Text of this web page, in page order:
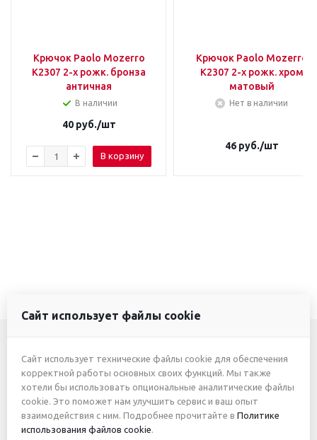
Крючок Paolo Mozerro
К2307 2-х рожк. бронза
античная
В наличии
40руб./шт
В корзину
Крючок Paolo Mozerro
К2307 2-х рожк. хром
матовый
Нет в наличии
46руб./шт
+7 (3412) 46-7777
+7 (912) 746-00-77
Сайт использует файлы cookie
Сайт использует технические файлы cookie для обеспечения
корректной работы основных своих функций. Мы также
хотели бы использовать опциональные аналитические файлы
cookie. Это поможет нам улучшить сервис и ваш опыт
взаимодействия с ним. Подробнее прочитайте в Политике
использования файлов cookie.